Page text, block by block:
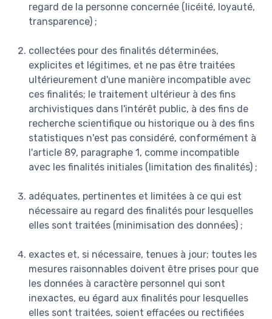
regard de la personne concernée (licéité, loyauté,
transparence) ;
collectées pour des finalités déterminées,
explicites et légitimes, et ne pas être traitées
ultérieurement d'une manière incompatible avec
ces finalités; le traitement ultérieur à des fins
archivistiques dans l'intérêt public, à des fins de
recherche scientifique ou historique ou à des fins
statistiques n'est pas considéré, conformément à
l'article 89, paragraphe 1, comme incompatible
avec les finalités initiales (limitation des finalités) ;
adéquates, pertinentes et limitées à ce qui est
nécessaire au regard des finalités pour lesquelles
elles sont traitées (minimisation des données) ;
exactes et, si nécessaire, tenues à jour; toutes les
mesures raisonnables doivent être prises pour que
les données à caractère personnel qui sont
inexactes, eu égard aux finalités pour lesquelles
elles sont traitées, soient effacées ou rectifiées